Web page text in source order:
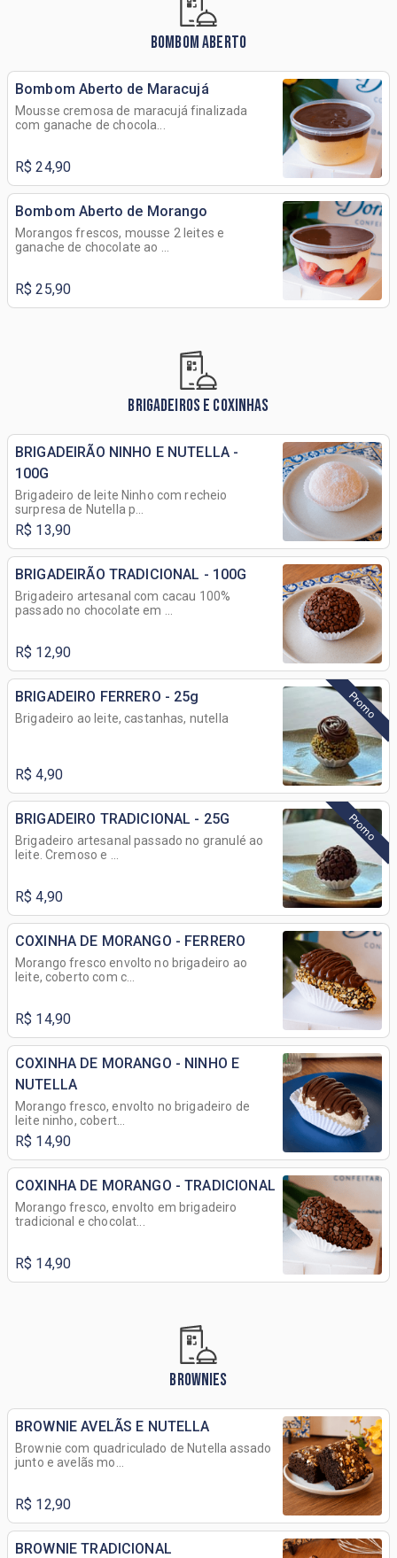
BOMBOM ABERTO
Bombom Aberto de Maracujá
Mousse cremosa de maracujá finalizada
com ganache de chocola...
R$ 24,90
Bombom Aberto de Morango
Morangos frescos, mousse 2 leites e
ganache de chocolate ao ...
R$ 25,90
BRIGADEIROS E COXINHAS
BRIGADEIRÃO NINHO E NUTELLA -
100G
Brigadeiro de leite Ninho com recheio
surpresa de Nutella p...
R$ 13,90
BRIGADEIRÃO TRADICIONAL - 100G
Brigadeiro artesanal com cacau 100%
passado no chocolate em ...
R$ 12,90
BRIGADEIRO FERRERO - 25g Promo
Brigadeiro ao leite, castanhas, nutella
R$ 4,90
BRIGADEIRO TRADICIONAL - 25G Promo
Brigadeiro artesanal passado no granulé ao
leite. Cremoso e ...
R$ 4,90
COXINHA DE MORANGO - FERRERO
Morango fresco envolto no brigadeiro ao
leite, coberto com c...
R$ 14,90
COXINHA DE MORANGO - NINHO E
NUTELLA
Morango fresco, envolto no brigadeiro de
leite ninho, cobert...
R$ 14,90
COXINHA DE MORANGO - TRADICIONAL
Morango fresco, envolto em brigadeiro
tradicional e chocolat...
R$ 14,90
BROWNIES
BROWNIE AVELÃS E NUTELLA
Brownie com quadriculado de Nutella assado
junto e avelãs mo...
R$ 12,90
BROWNIE TRADICIONAL